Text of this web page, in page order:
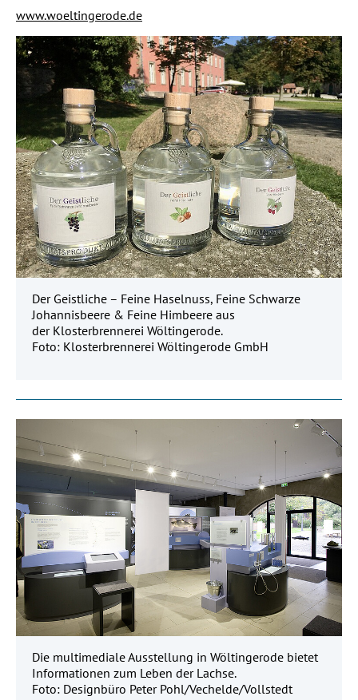
www.woeltingerode.de
Der Geistliche – Feine Haselnuss, Feine Schwarze
Johannisbeere & Feine Himbeere aus
der Klosterbrennerei Wöltingerode.
Foto: Klosterbrennerei Wöltingerode GmbH
Die multimediale Ausstellung in Wöltingerode bietet
Informationen zum Leben der Lachse.
Foto: Designbüro Peter Pohl/Vechelde/Vollstedt